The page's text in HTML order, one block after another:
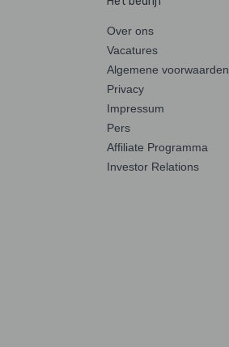
Over ons
Vacatures
Algemene voorwaarden
Privacy
Impressum
Pers
Affiliate Programma
Investor Relations